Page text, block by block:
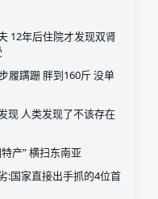
12年后住院才发现双肾
履蹒跚 胖到160斤 没单
现 人类发现了不该存在
产” 横扫东南亚
:国家直接出手抓的4位首